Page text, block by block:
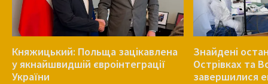
Княжицький: Польща зацікавлена
у якнайшвидшій євроінтеграції
України
Знайдені
Острівках та
завершилися